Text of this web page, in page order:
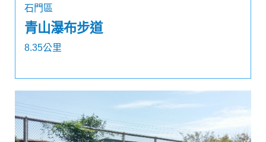
石門區
青山瀑布步道
8.35公里